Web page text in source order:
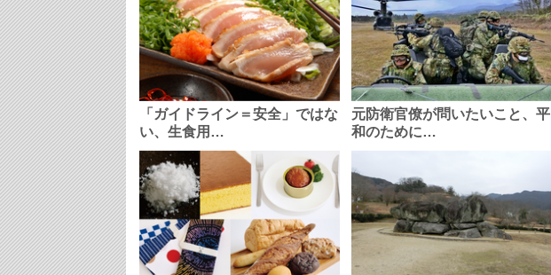
「ガイドライン＝安全」ではな
い、生食用…
元防衛官僚が問いたいこと、平
和のために…